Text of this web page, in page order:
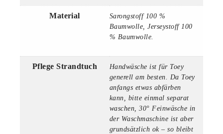
Material
Sarongstoff 100 %
Baumwolle, Jerseystoff 100
% Baumwolle.
Pflege Strandtuch
Handwäsche ist für Toey
generell am besten. Da Toey
anfangs etwas abfärben
kann, bitte einmal separat
waschen, 30° Feinwäsche in
der Waschmaschine ist aber
grundsätzlich ok – so bleibt